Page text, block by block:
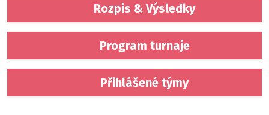
Rozpis & Výsledky
Program turnaje
Přihlášené týmy